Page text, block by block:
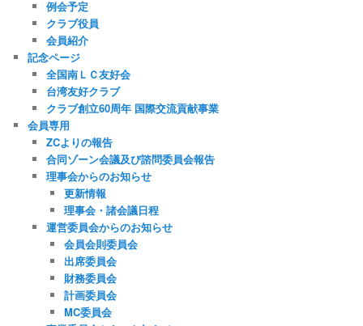
例会予定
クラブ役員
会員紹介
記念ページ
全国南ＬＣ友好会
台湾友好クラブ
クラブ創立60周年 国際交流貢献事業
会員専用
ZCよりの報告
合同ゾーン会議及び諮問委員会報告
理事会からのお知らせ
更新情報
理事会・諸会議日程
運営委員会からのお知らせ
会員会則委員会
出席委員会
財務委員会
計画委員会
MC委員会